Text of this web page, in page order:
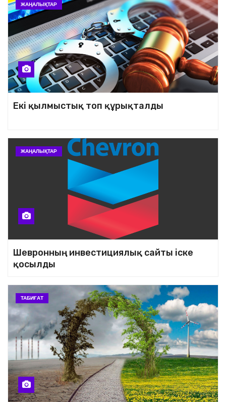
ЖАҢАЛЫҚТАР
Екі қылмыстық топ құрықталды
ЖАҢАЛЫҚТАР
Шевронның инвестициялық сайты іске
қосылды
ТАБИҒАТ